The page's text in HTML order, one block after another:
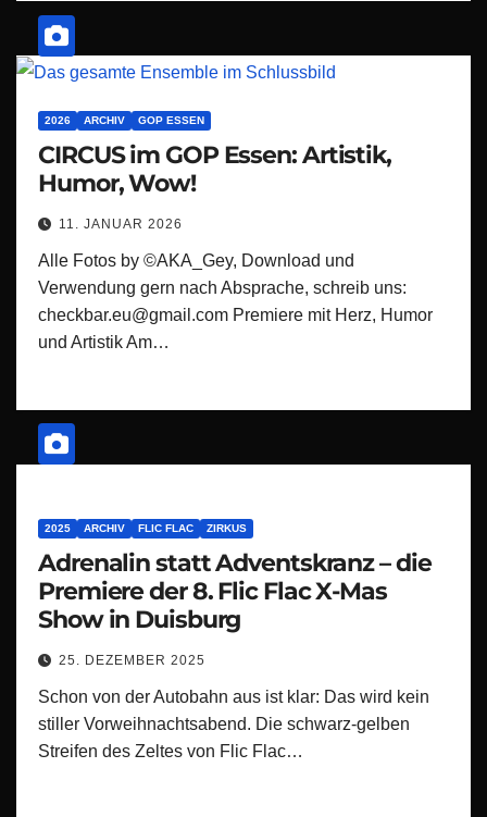
2026 ARCHIV GOP ESSEN
CIRCUS im GOP Essen: Artistik,
Humor, Wow!
11. JANUAR 2026
Alle Fotos by ©AKA_Gey, Download und
Verwendung gern nach Absprache, schreib uns:
checkbar.eu@gmail.com Premiere mit Herz, Humor
und Artistik Am…
2025 ARCHIV FLIC FLAC ZIRKUS
Adrenalin statt Adventskranz – die
Premiere der 8. Flic Flac X-Mas
Show in Duisburg
25. DEZEMBER 2025
Schon von der Autobahn aus ist klar: Das wird kein
stiller Vorweihnachtsabend. Die schwarz-gelben
Streifen des Zeltes von Flic Flac…